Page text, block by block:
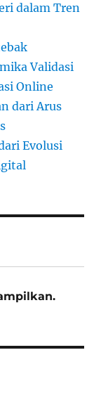
dalam Tren
Validasi
Online
dari Arus
Evolusi